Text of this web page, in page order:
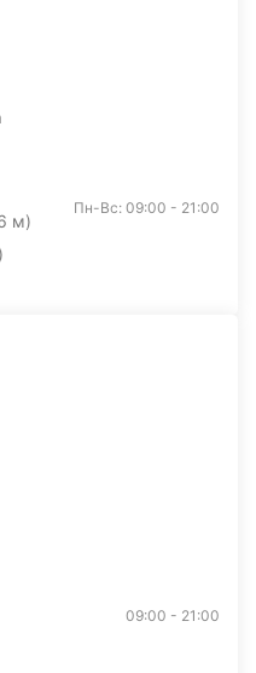
м)
Пн-Вс: 09:00 - 21:00
09:00 - 21:00